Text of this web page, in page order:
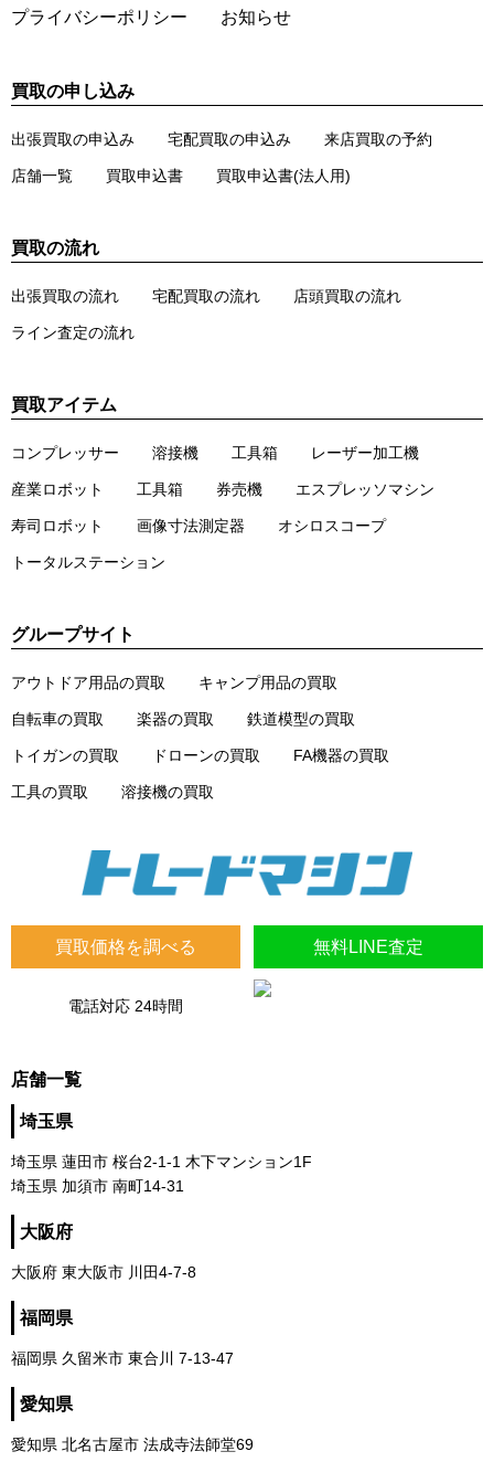
買取価格を調べる 無料LINE査定
電話対応 24時間
店舗一覧
埼玉県
埼玉県 蓮田市 桜台2-1-1 木下マンション1F
埼玉県 加須市 南町14-31
大阪府
大阪府 東大阪市 川田4-7-8
福岡県
福岡県 久留米市 東合川 7-13-47
愛知県
愛知県 北名古屋市 法成寺法師堂69
プライバシーポリシー お知らせ
買取の申し込み
出張買取の申込み 宅配買取の申込み 来店買取の予約
店舗一覧 買取申込書 買取申込書(法人用)
買取の流れ
出張買取の流れ 宅配買取の流れ 店頭買取の流れ
ライン査定の流れ
買取アイテム
コンプレッサー 溶接機 工具箱 レーザー加工機
産業ロボット 工具箱 券売機 エスプレッソマシン
寿司ロボット 画像寸法測定器 オシロスコープ
トータルステーション
グループサイト
アウトドア用品の買取 キャンプ用品の買取
自転車の買取 楽器の買取 鉄道模型の買取
トイガンの買取 ドローンの買取 FA機器の買取
工具の買取 溶接機の買取